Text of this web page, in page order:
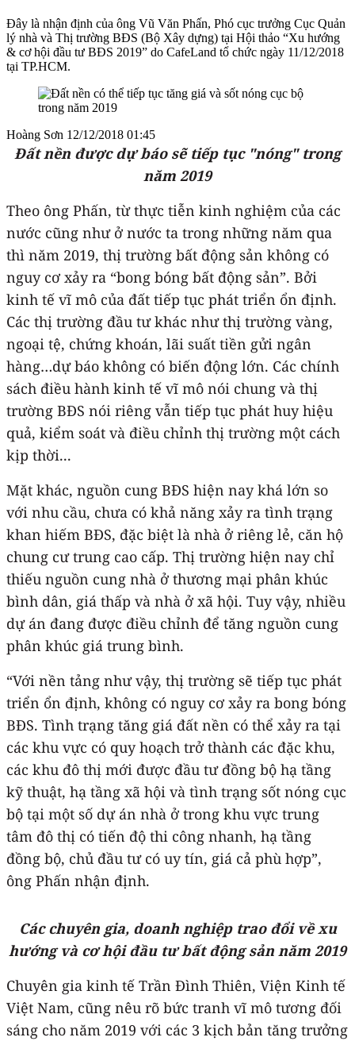
Đây là nhận định của ông Vũ Văn Phấn, Phó cục trưởng Cục Quản
lý nhà và Thị trường BĐS (Bộ Xây dựng) tại Hội thảo “Xu hướng
& cơ hội đầu tư BĐS 2019” do CafeLand tổ chức ngày 11/12/2018
tại TP.HCM.
Hoàng Sơn 12/12/2018 01:45
Đất nền được dự báo sẽ tiếp tục "nóng" trong
năm 2019
Theo ông Phấn, từ thực tiễn kinh nghiệm của các
nước cũng như ở nước ta trong những năm qua
thì năm 2019, thị trường bất động sản không có
nguy cơ xảy ra “bong bóng bất động sản”. Bởi
kinh tế vĩ mô của đất tiếp tục phát triển ổn định.
Các thị trường đầu tư khác như thị trường vàng,
ngoại tệ, chứng khoán, lãi suất tiền gửi ngân
hàng…dự báo không có biến động lớn. Các chính
sách điều hành kinh tế vĩ mô nói chung và thị
trường BĐS nói riêng vẫn tiếp tục phát huy hiệu
quả, kiểm soát và điều chỉnh thị trường một cách
kịp thời...
Mặt khác, nguồn cung BĐS hiện nay khá lớn so
với nhu cầu, chưa có khả năng xảy ra tình trạng
khan hiếm BĐS, đặc biệt là nhà ở riêng lẻ, căn hộ
chung cư trung cao cấp. Thị trường hiện nay chỉ
thiếu nguồn cung nhà ở thương mại phân khúc
bình dân, giá thấp và nhà ở xã hội. Tuy vậy, nhiều
dự án đang được điều chỉnh để tăng nguồn cung
phân khúc giá trung bình.
“Với nền tảng như vậy, thị trường sẽ tiếp tục phát
triển ổn định, không có nguy cơ xảy ra bong bóng
BĐS. Tình trạng tăng giá đất nền có thể xảy ra tại
các khu vực có quy hoạch trở thành các đặc khu,
các khu đô thị mới được đầu tư đồng bộ hạ tầng
kỹ thuật, hạ tầng xã hội và tình trạng sốt nóng cục
bộ tại một số dự án nhà ở trong khu vực trung
tâm đô thị có tiến độ thi công nhanh, hạ tầng
đồng bộ, chủ đầu tư có uy tín, giá cả phù hợp”,
ông Phấn nhận định.
Các chuyên gia, doanh nghiệp trao đổi về xu
hướng và cơ hội đầu tư bất động sản năm 2019
Chuyên gia kinh tế Trần Đình Thiên, Viện Kinh tế
Việt Nam, cũng nêu rõ bức tranh vĩ mô tương đối
sáng cho năm 2019 với các 3 kịch bản tăng trưởng